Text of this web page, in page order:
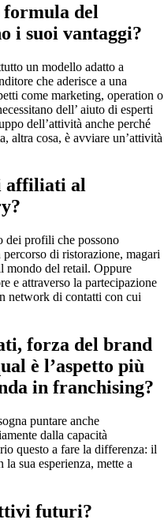
formula del
i suoi vantaggi?
un modello adatto a
che aderisce a una
come marketing, operation o
dell’ aiuto di esperti
dell’attività anche perché
altra cosa, è avviare un’attività
affiliati al
dei profili che possono
percorso di ristorazione, magari
mondo del retail. Oppure
e attraverso la partecipazione
network di contatti con cui
forza del brand
è l’aspetto più
in franchising?
puntare anche
dalla capacità
questo a fare la differenza: il
sua esperienza, mette a
futuri?